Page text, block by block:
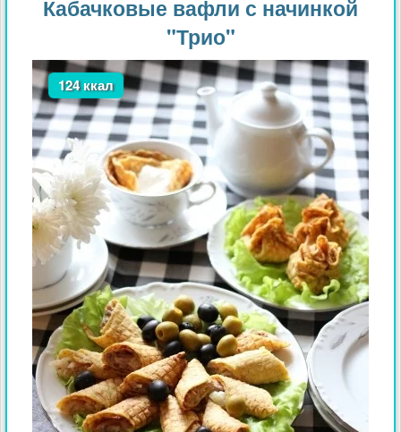
Кабачковые вафли с начинкой
"Трио"
124 ккал